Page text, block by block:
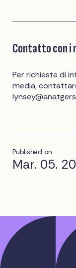
Contatto con i
Per richieste di
media,
Published on
Mar. 05.